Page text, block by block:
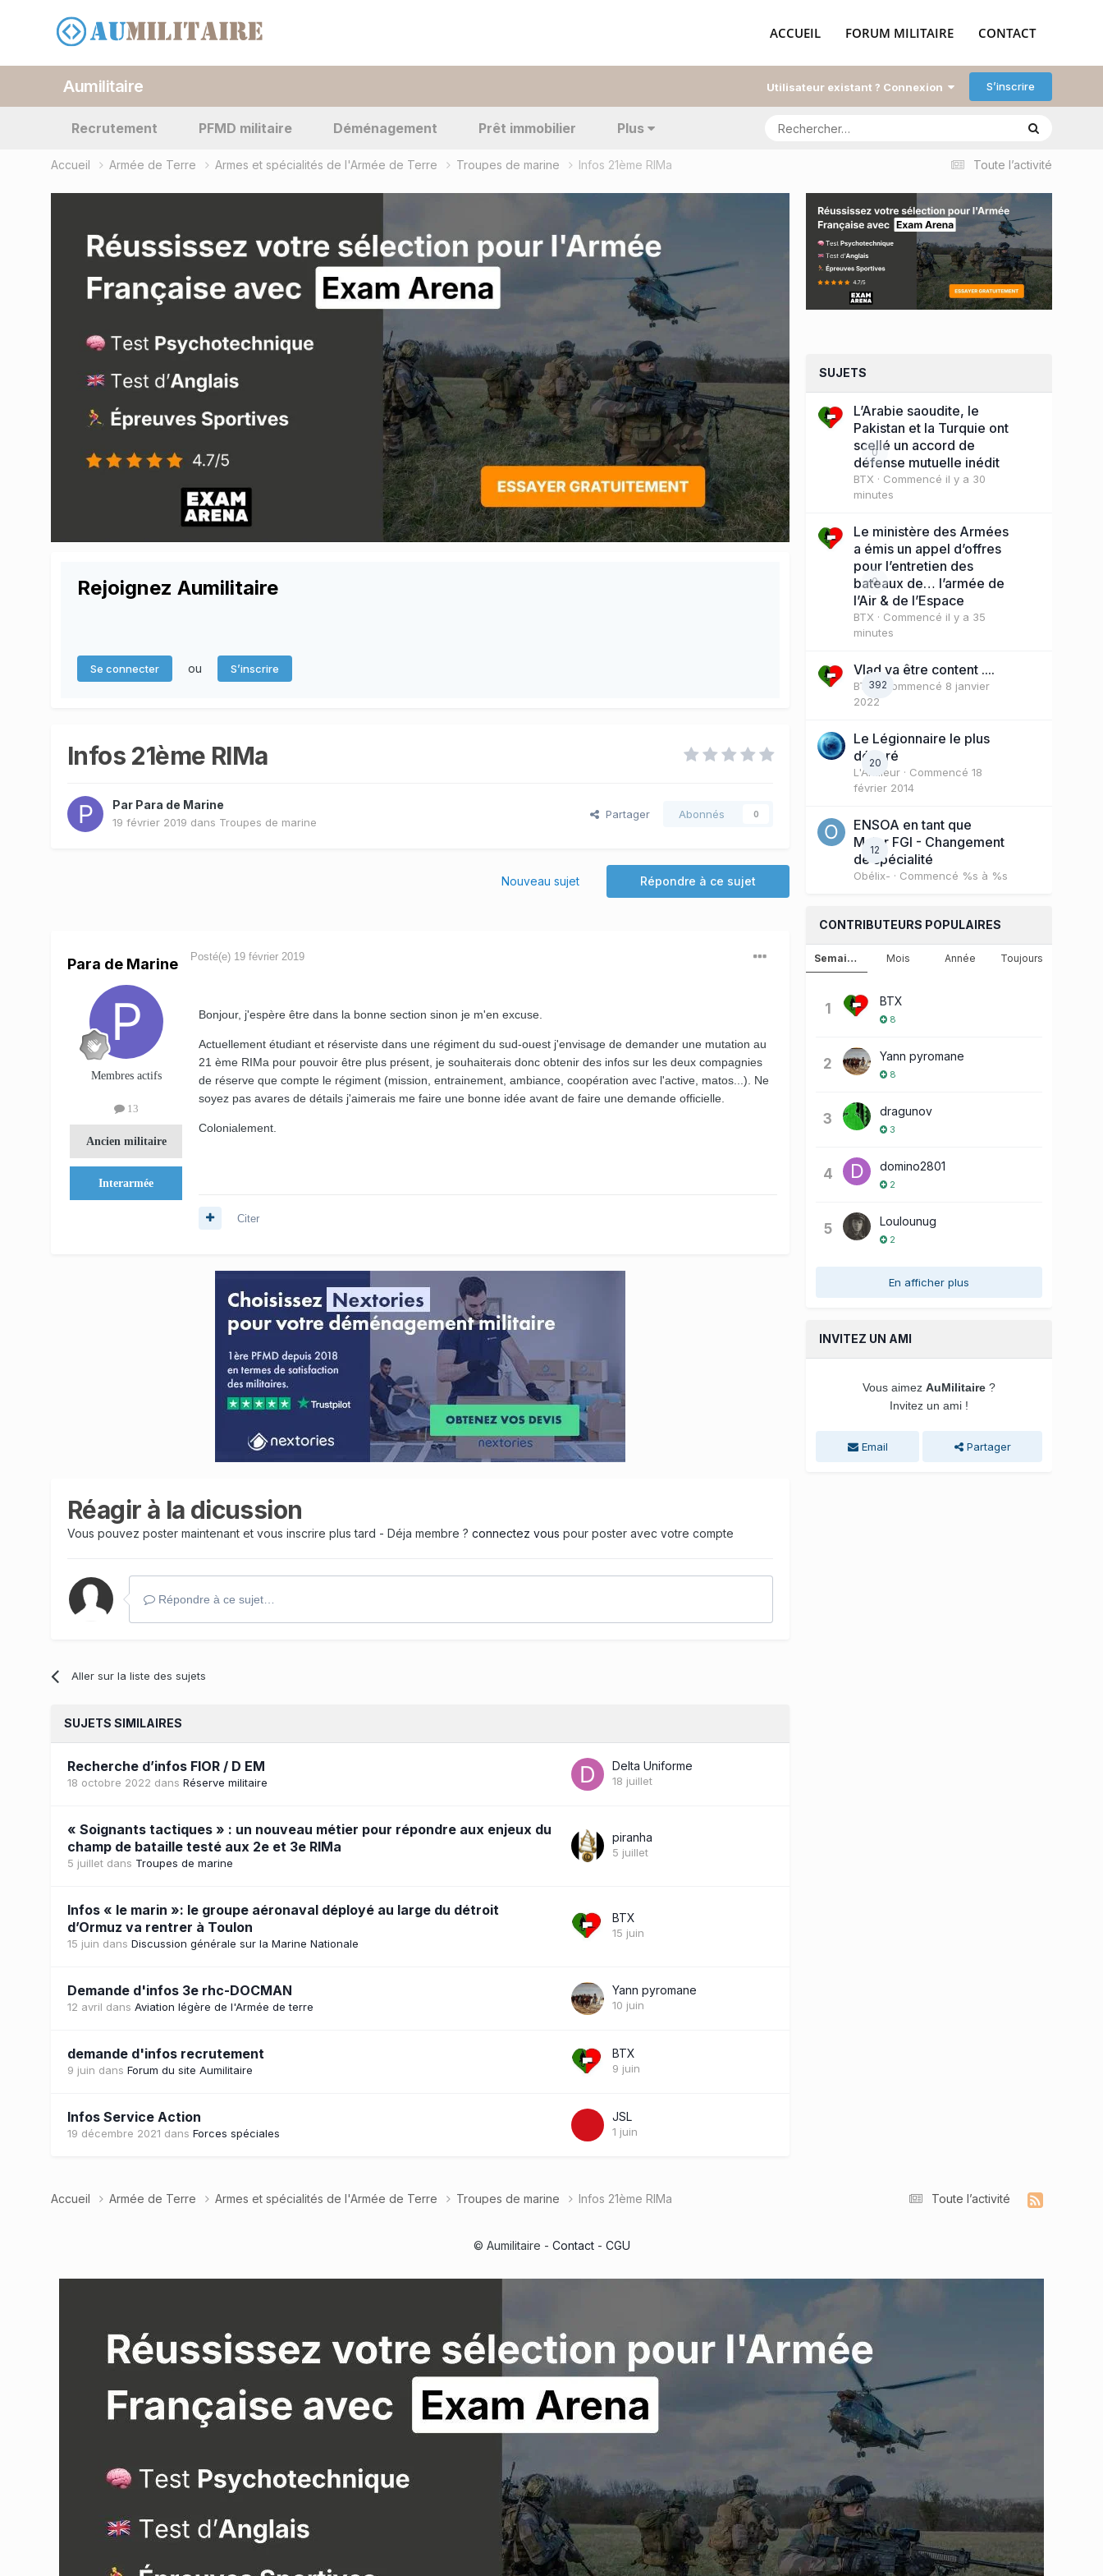
ACCUEIL FORUM MILITAIRE CONTACT
Aumilitaire Utilisateur existant ? Connexion S’inscrire
Recrutement PFMD militaire Déménagement Prêt immobilier Plus
Toute l’activité
Accueil Armée de Terre Armes et spécialités de l'Armée de Terre Troupes de marine Infos 21ème RIMa
Rejoignez Aumilitaire
Se connecter ou S’inscrire
Infos 21ème RIMa
Par Para de Marine
19 février 2019 dans Troupes de marine
Partager Abonnés 0
Répondre à ce sujet
Nouveau sujet
Para de Marine
Membres actifs
13
Ancien militaire
Interarmée
Posté(e) 19 février 2019
Bonjour, j'espère être dans la bonne section sinon je m'en excuse.
Actuellement étudiant et réserviste dans une régiment du sud-ouest j'envisage de demander une mutation au
21 ème RIMa pour pouvoir être plus présent, je souhaiterais donc obtenir des infos sur les deux compagnies
de réserve que compte le régiment (mission, entrainement, ambiance, coopération avec l'active, matos...). Ne
soyez pas avares de détails j'aimerais me faire une bonne idée avant de faire une demande officielle.
Colonialement.
Citer
Réagir à la dicussion
Vous pouvez poster maintenant et vous inscrire plus tard - Déja membre ? connectez vous pour poster avec votre compte
Répondre à ce sujet…
Aller sur la liste des sujets
SUJETS SIMILAIRES
Recherche d’infos FIOR / D EM
18 octobre 2022 dans Réserve militaire
Delta Uniforme
18 juillet
« Soignants tactiques » : un nouveau métier pour répondre aux enjeux du
champ de bataille testé aux 2e et 3e RIMa
5 juillet dans Troupes de marine
piranha
5 juillet
Infos « le marin »: le groupe aéronaval déployé au large du détroit
d’Ormuz va rentrer à Toulon
15 juin dans Discussion générale sur la Marine Nationale
BTX
15 juin
Demande d'infos 3e rhc-DOCMAN
12 avril dans Aviation légère de l'Armée de terre
Yann pyromane
10 juin
demande d'infos recrutement
9 juin dans Forum du site Aumilitaire
BTX
9 juin
Infos Service Action
19 décembre 2021 dans Forces spéciales
JSL
1 juin
SUJETS
0
L’Arabie saoudite, le
Pakistan et la Turquie ont
scellé un accord de
défense mutuelle inédit
BTX · Commencé il y a 30
minutes
0
Le ministère des Armées
a émis un appel d’offres
pour l’entretien des
bateaux de… l’armée de
l’Air & de l’Espace
BTX · Commencé il y a 35
minutes
392
Vlad va être content ....
BTX· Commencé 8 janvier
2022
20
Le Légionnaire le plus
décoré
L'Artilleur · Commencé 18
février 2014
12
ENSOA en tant que
Major FGI - Changement
de spécialité
Obélix- · Commencé %s à %s
CONTRIBUTEURS POPULAIRES
Semaine Mois Année Toujours
1 BTX
8
2 Yann pyromane
8
3 dragunov
3
4 domino2801
2
5 Loulounug
2
En afficher plus
INVITEZ UN AMI
Vous aimez AuMilitaire ?
Invitez un ami !
Email Partager
Toute l’activité
Accueil Armée de Terre Armes et spécialités de l'Armée de Terre Troupes de marine Infos 21ème RIMa
© Aumilitaire - Contact- CGU